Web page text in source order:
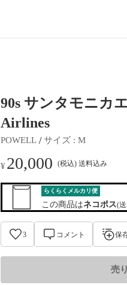
90s サンタモニカ
Airlines
POWELL / サイズ : M
¥ 20,000 (税込) 送料込み
らくらくメルカリ便
この商品はネコポス(
3 コメント 保
売